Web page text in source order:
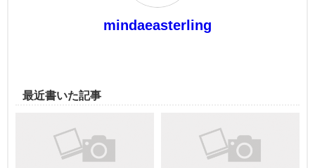
mindaeasterling
最近書いた記事